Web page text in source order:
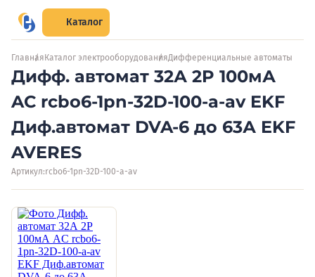
Каталог
Главная Каталог электрооборудованияДифференциальные автоматы
Дифф. автомат 32А 2P 100мА
AC rcbo6-1pn-32D-100-a-av EKF
Диф.автомат DVA-6 до 63А EKF
AVERES
Артикул:rcbo6-1pn-32D-100-a-av